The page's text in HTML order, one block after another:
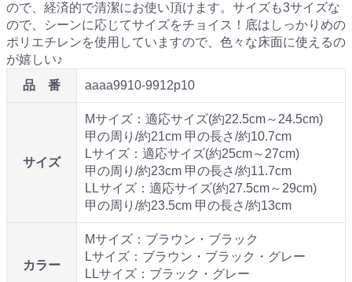
ので、経済的で清潔にお使い頂けます。サイズも3サイズな
ので、シーンに応じてサイズをチョイス！底はしっかりめの
ポリエチレンを使用していますので、色々な床面に使えるの
が嬉しい♪
品 番
aaaa9910-9912p10
サイズ
Mサイズ：適応サイズ(約22.5cm～24.5cm)
甲の周り/約21cm 甲の長さ/約10.7cm
Lサイズ：適応サイズ(約25cm～27cm)
甲の周り/約23cm 甲の長さ/約11.7cm
LLサイズ：適応サイズ(約27.5cm～29cm)
甲の周り/約23.5cm 甲の長さ/約13cm
カラー
Mサイズ：ブラウン・ブラック
Lサイズ：ブラウン・ブラック・グレー
LLサイズ：ブラック・グレー